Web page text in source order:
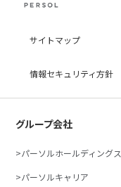
サイトマップ
情報セキュリティ方針
グループ会社
パーソルホールディングス
パーソルキャリア